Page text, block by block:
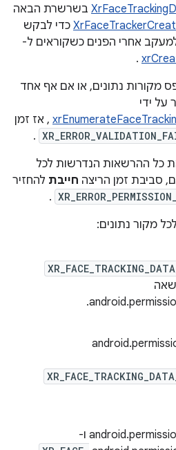
בשרשרת הבאה
כדי לבקש
אחרי הפנים כשקוראים ל-
.
מקורות נתונים, או אם אף אחד
על ידי
, אז זמן
.
כל ההרשאות הנדרשות לכל
סביבת זמן הריצה חייבת להחזיר
.
מקור נתונים:
android.permission.FACE_TRACKING ו-